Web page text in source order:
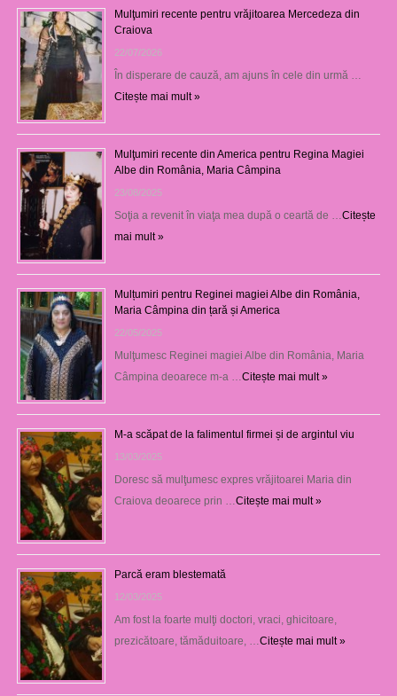
Mulţumiri recente pentru vrăjitoarea Mercedeza din
Craiova
22/07/2026
În disperare de cauză, am ajuns în cele din urmă …
Citește mai mult »
Mulţumiri recente din America pentru Regina Magiei
Albe din România, Maria Câmpina
23/08/2025
Soţia a revenit în viaţa mea după o ceartă de … Citește
mai mult »
Mulțumiri pentru Reginei magiei Albe din România,
Maria Câmpina din țară și America
22/05/2025
Mulţumesc Reginei magiei Albe din România, Maria
Câmpina deoarece m-a … Citește mai mult »
M-a scăpat de la falimentul firmei și de argintul viu
13/03/2025
Doresc să mulţumesc expres vrăjitoarei Maria din
Craiova deoarece prin … Citește mai mult »
Parcă eram blestemată
12/03/2025
Am fost la foarte mulţi doctori, vraci, ghicitoare,
prezicătoare, tămăduitoare, … Citește mai mult »